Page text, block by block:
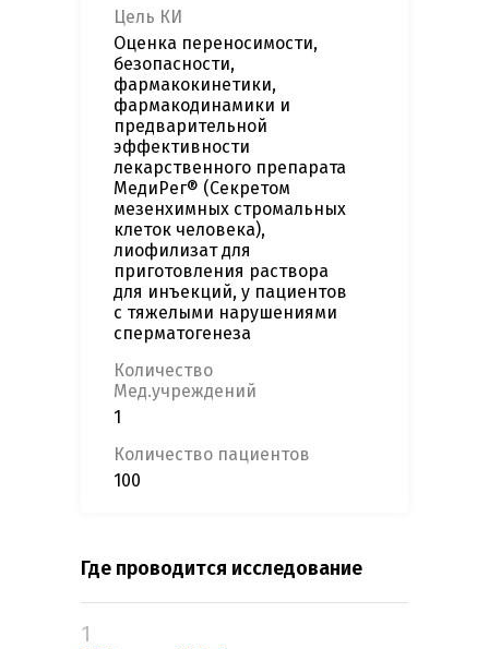
Цель КИ
Оценка переносимости,
безопасности,
фармакокинетики,
фармакодинамики и
предварительной
эффективности
лекарственного препарата
МедиРег® (Секретом
мезенхимных стромальных
клеток человека),
лиофилизат для
приготовления раствора
для инъекций, у пациентов
с тяжелыми нарушениями
сперматогенеза
Количество
Мед.учреждений
1
Количество пациентов
100
Где проводится исследование
1